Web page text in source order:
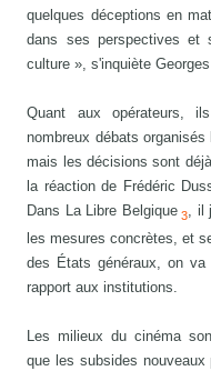
quelques déceptions en
dans ses perspectives et
culture », s'inquiète
Quant aux opérateurs,
nombreux débats
mais les décisions sont
la réaction de Frédéric
Dans La Libre Belgique3
,
les mesures concrètes, et
des États généraux, on
rapport aux institutions.
Les milieux du cinéma
que les subsides